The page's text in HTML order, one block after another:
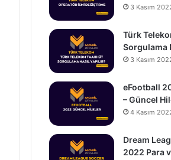
3 Kasım
Türk
Sorgulama
3 Kasım
eFootball
– Güncel
4 Kasım
Dream
2022 Para